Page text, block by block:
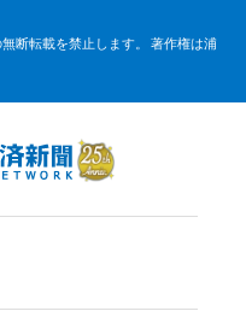
断転載を禁止します。 著作権は浦